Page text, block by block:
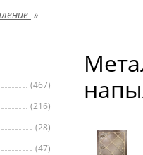
»
(467)
(216)
(28)
(47)